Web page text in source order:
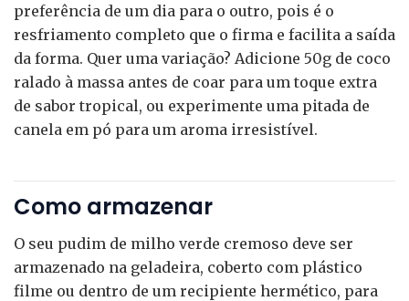
preferência de um dia para o outro, pois é o
resfriamento completo que o firma e facilita a saída
da forma. Quer uma variação? Adicione 50g de coco
ralado à massa antes de coar para um toque extra
de sabor tropical, ou experimente uma pitada de
canela em pó para um aroma irresistível.
Como armazenar
O seu pudim de milho verde cremoso deve ser
armazenado na geladeira, coberto com plástico
filme ou dentro de um recipiente hermético, para